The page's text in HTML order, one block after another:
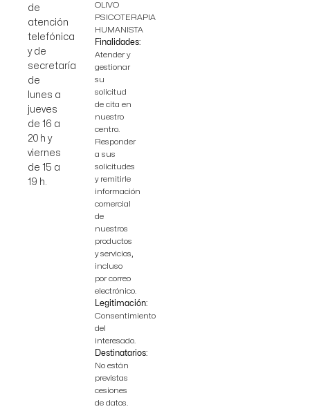
de
atención
telefónica
y de
secretaría
de
lunes a
jueves
de 16 a
20 h y
viernes
de 15 a
19 h.
OLIVO
PSICOTERAPIA
HUMANISTA
Finalidades:
Atender y
gestionar
su
solicitud
de cita en
nuestro
centro.
Responder
a sus
solicitudes
y remitirle
información
comercial
de
nuestros
productos
y servicios,
incluso
por correo
electrónico.
Legitimación:
Consentimiento
del
interesado.
Destinatarios:
No están
previstas
cesiones
de datos.